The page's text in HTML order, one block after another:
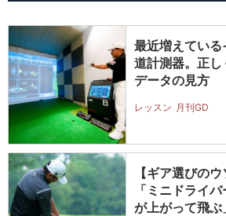
最近増えてい
道計測器。正
データの見方
レッスン 月刊GD
【ギア選びの
「ミニドライ
が上がって飛